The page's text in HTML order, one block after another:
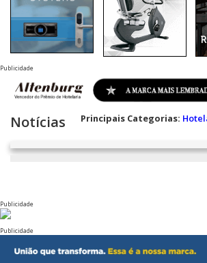
Publicidade
Notícias Principais Categorias:
Publicidade
Publicidade